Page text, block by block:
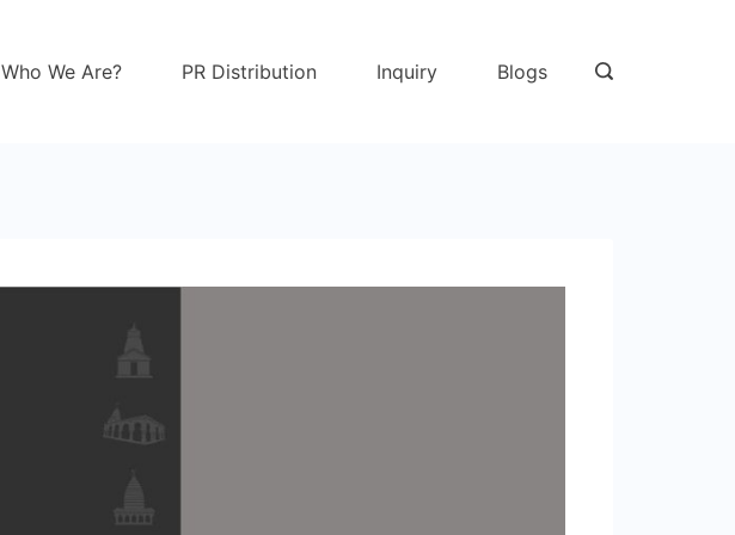
Who We Are? PR Distribution Inquiry Blogs